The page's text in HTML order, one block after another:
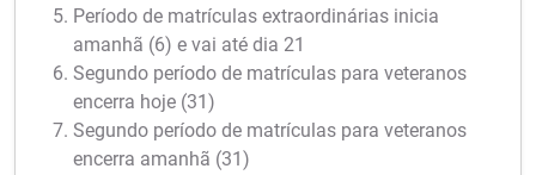
Período de matrículas extraordinárias inicia
amanhã (6) e vai até dia 21
Segundo período de matrículas para veteranos
encerra hoje (31)
Segundo período de matrículas para veteranos
encerra amanhã (31)